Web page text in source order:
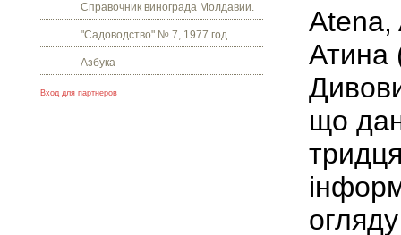
Справочник винограда Молдавии.
"Садоводство" № 7, 1977 год.
Азбука
Вход для партнеров
Atena,
Атина
що